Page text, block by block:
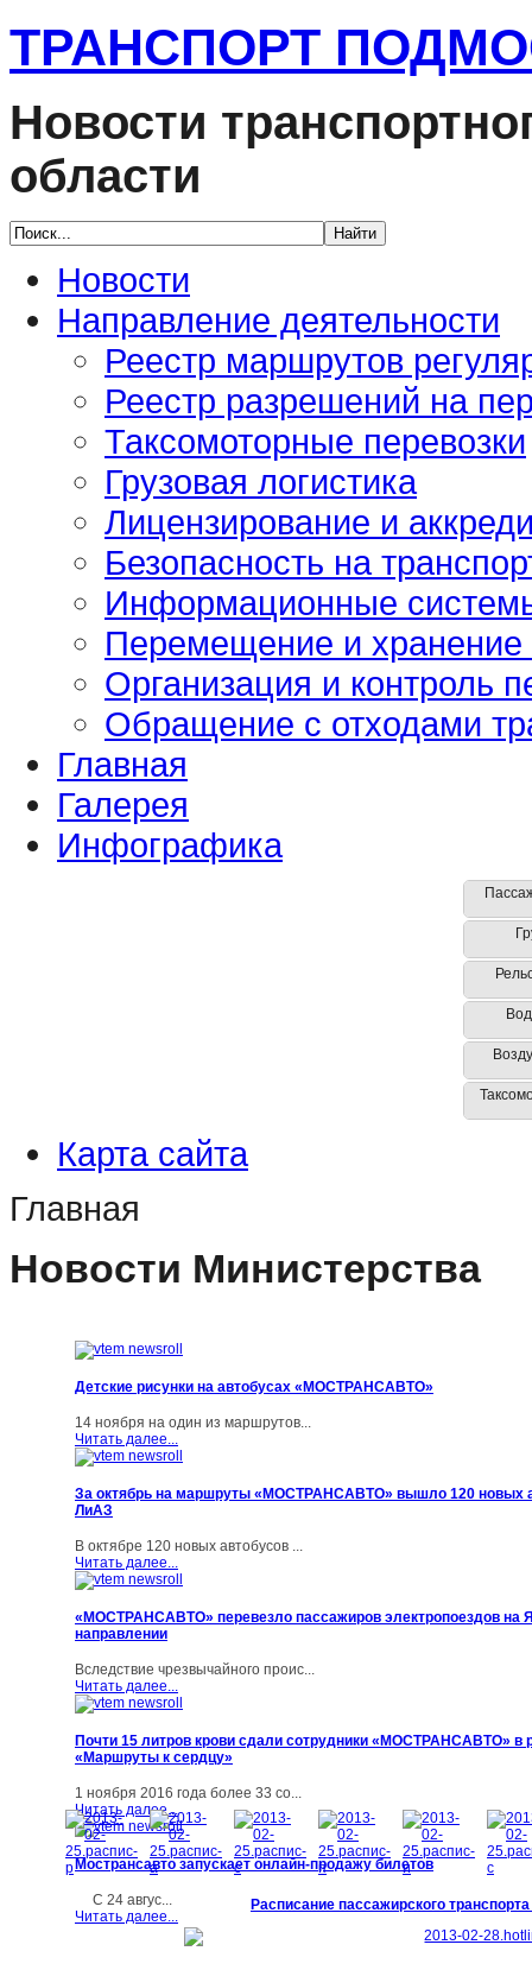
ТРАНСПОРТ
Новости
области
Новости
Направление деятельности
Реестр маршрутов
Реестр разрешений на
Таксомоторные перевозки
Грузовая логистика
Лицензирование и
Безопасность на
Информационные
Перемещение и
Организация и контроль
Обращение с отходами
Главная
Галерея
Инфографика
Карта сайта
Главная
Новости Министерства
Детские рисунки на автобусах «МОСТРАНСАВТО»
14 ноября на один из маршрутов...
Читать далее...
За октябрь на маршруты «МОСТРАНСАВТО» вышло 120 новых
ЛиАЗ
В октябре 120 новых автобусов ...
Читать далее...
«МОСТРАНСАВТО» перевезло пассажиров электропоездов на
направлении
Вследствие чрезвычайного проис...
Читать далее...
Почти 15 литров крови сдали сотрудники «МОСТРАНСАВТО» в
«Маршруты к сердцу»
1 ноября 2016 года более 33 со...
Читать далее...
Мострансавто запускает онлайн-продажу билетов
С 24 авгус...
Читать далее...
Расписание пассажирского